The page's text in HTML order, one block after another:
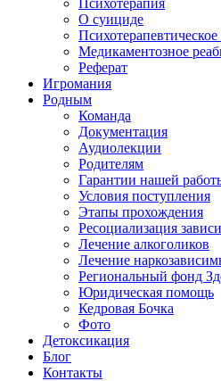
Психотерапия
О суициде
Психотерапевтическое
Медикаментозное
Реферат
Игромания
Родным
Команда
Документация
Аудиолекции
Родителям
Гарантии нашей
Условия поступления
Этапы прохождения
Ресоциализация
Лечение алкоголиков
Лечение
Региональный фонд
Юридическая помощь
Кедровая Бочка
Фото
Детоксикация
Блог
Контакты